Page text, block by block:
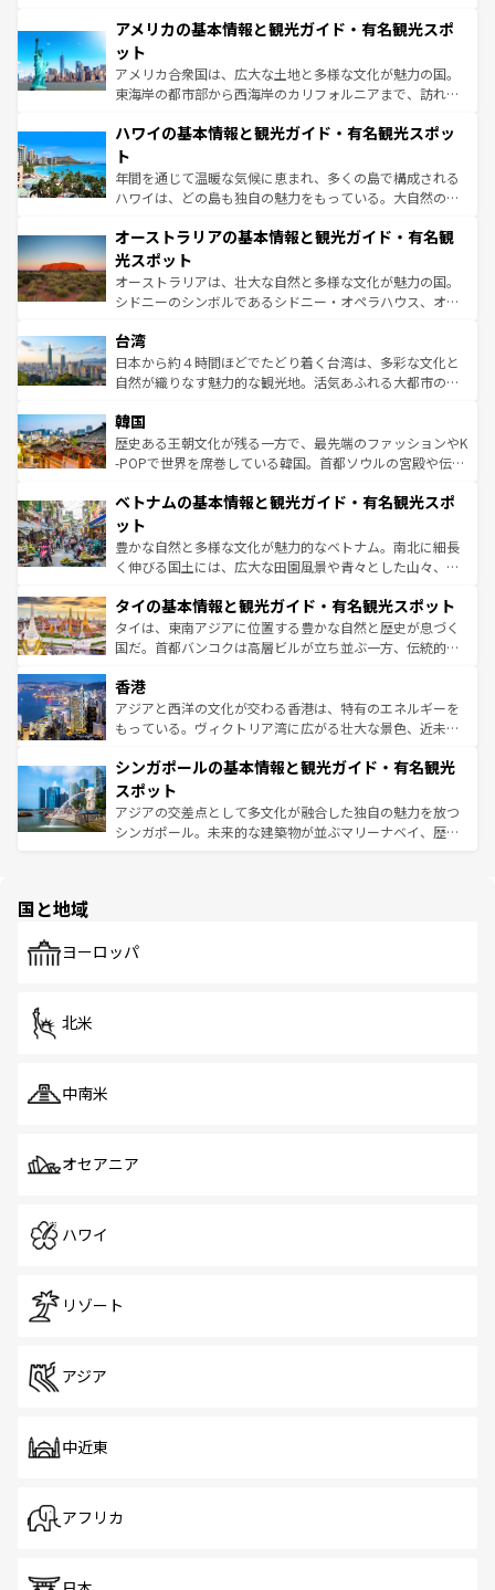
ンツ一覧を参照してほしい。
の建物がそのまま残る町や、スイスならではのユニークな
博物館もあり、アルプス観光だけでなく町歩きも満喫する
ことができる。国民の所得が高いため物価も高いが、旅行
者向けの交通パス提供のサービスもあり、うまく活用すれ
着のスイス情報はコンテンツ一覧を参照してほしい。
アメリカの基本情報と観光ガイド・有名観光スポ
ット
アメリカ合衆国は、広大な土地と多様な文化が魅力の国。
東海岸の都市部から西海岸のカリフォルニアまで、訪れる
のような巨大都市は、観光、ショッピング、エンターテイ
ンメントが詰まった刺激的なスポットだ。一方、アメリカ
西部には大自然が広がり、グランドキャニオンやイエロー
ストーン国立公園といった絶景が堪能できる。さらに、南
文化が魅力。旅行者はアメリカの各地域で異なる魅力を楽
しみながら、その多様性と豊かな歴史を感じることができ
るだろう。車でのロードトリップや列車の旅も、アメリカ
ならではの贅沢な旅のスタイルだ。 なお、新着のアメリカ
情報は コンテンツ一覧 を参照してほしい。
ハワイの基本情報と観光ガイド・有名観光スポッ
ト
年間を通じて温暖な気候に恵まれ、多くの島で構成される
ハワイは、どの島も独自の魅力をもっている。大自然の神
ワイ島は見逃せない。また、定番の観光地といえばオアフ
島だが、静かな自然を求めるならマウイ島やカウアイ島が
おすすめ。エメラルドグリーンに輝く海をはじめ、豊かな
文化や歴史が息づいている。「アロハスピリット」と呼ば
人々、おいしいローカルフードやハワイアンミュージッ
ク、伝統的なフラダンスなど、すべてがハワイの魅力を彩
っている。訪れるたびに新しい発見と感動が待っているハ
はコンテンツ一覧
オーストラリアの基本情報と観光ガイド・有名観
光スポット
オーストラリアは、壮大な自然と多様な文化が魅力の国。
シドニーのシンボルであるシドニー・オペラハウス、オー
リアリーフや大陸中央部にそびえるウルル（エアーズロッ
ク）、タスマニアの美しい原生林やケアンズの熱帯雨林な
ど、見どころがたくさん。また、カフェやワイン、オージ
いる。アクティビティも充実しており、サーフィンやダイ
ビング、ハイキングなど、アウトドア好きにはたまらな
い。オーストラリアの多彩な魅力を存分に味わいつくそ
参照してほしい。
台湾
日本から約４時間ほどでたどり着く台湾は、多彩な文化と
自然が織りなす魅力的な観光地。活気あふれる大都市の台
ン）、静ひつな山岳地帯である台湾東部など、都市の喧騒
と山間の静けさが共存しており、訪れる人に新しい発見と
驚きをもたらしてくれる。また、奥深い台湾の食文化も魅
容にもいいと評判のスイーツなど、バラエティ豊かな料理
照してほしい。
韓国
歴史ある王朝文化が残る一方で、最先端のファッションやK
-POPで世界を席巻している韓国。首都ソウルの宮殿や伝統
き、地方に足を延ばせば四季折々の自然美を楽しむことが
できる。そして、キムチや焼肉、絶品のストリートフード
まで、さまざまな韓国料理が待っている。夜には、韓国な
らではのナイトライフも堪能できる。あたたかいホスピタ
わってみてほしい。 なお、新着の韓国情報はコンテンツ一
覧 を参照してほしい。
ベトナムの基本情報と観光ガイド・有名観光スポ
ット
豊かな自然と多様な文化が魅力的なベトナム。南北に細長
く伸びる国土には、広大な田園風景や青々とした山々、世
急速な発展と共に伝統が息づく。ハノイの古い町並みやホ
ーチミン市のフランス統治時代の建物も、独特の雰囲気を
醸し出している。また、バラエティの豊かさとおいしさで
とつ。フォーやバインミー、ベトナムコーヒーなどは、ぜ
ひ現地で味わいたい。どの地域を訪れてもあたたかい人々
が旅行者を迎えてくれるので、きっと忘れられない旅にな
参照してほしい。
タイの基本情報と観光ガイド・有名観光スポット
タイは、東南アジアに位置する豊かな自然と歴史が息づく
国だ。首都バンコクは高層ビルが立ち並ぶ一方、伝統的な
の活気が交差している。北部ではチェンマイなどの山岳地
帯で自然と触れ合い、南部ではプーケットやクラビの美し
いビーチでリゾート気分を楽しむことができる。タイ料理
激する。気候は一年中温暖で、どの季節にも異なる楽しみ
が待っている。親しみやすいタイの人々、仏教を中心とし
た文化、そして多様な観光資源が、訪れる旅人を魅了し続
ける。 なお、新着のタイ情報はコンテンツ一覧を参照して
香港
アジアと西洋の文化が交わる香港は、特有のエネルギーを
もっている。ヴィクトリア湾に広がる壮大な景色、近未来
み、どこを訪れても感動するはず。観光スポットが密集し
ており、効率よく見どころを回れるのも魅力。息をのむよ
うな絶景から文化的な体験まで、香港を存分に楽しみ尽く
そう。 なお、新着の香港情報はコンテンツ一覧を参照して
シンガポールの基本情報と観光ガイド・有名観光
スポット
アジアの交差点として多文化が融合した独自の魅力を放つ
シンガポール。未来的な建築物が並ぶマリーナベイ、歴史
で、ホーカーズは地元の風情を楽しめる外せないスポット
国と地域
ヨーロッパ
北米
中南米
オセアニア
ハワイ
リゾート
アジア
中近東
アフリカ